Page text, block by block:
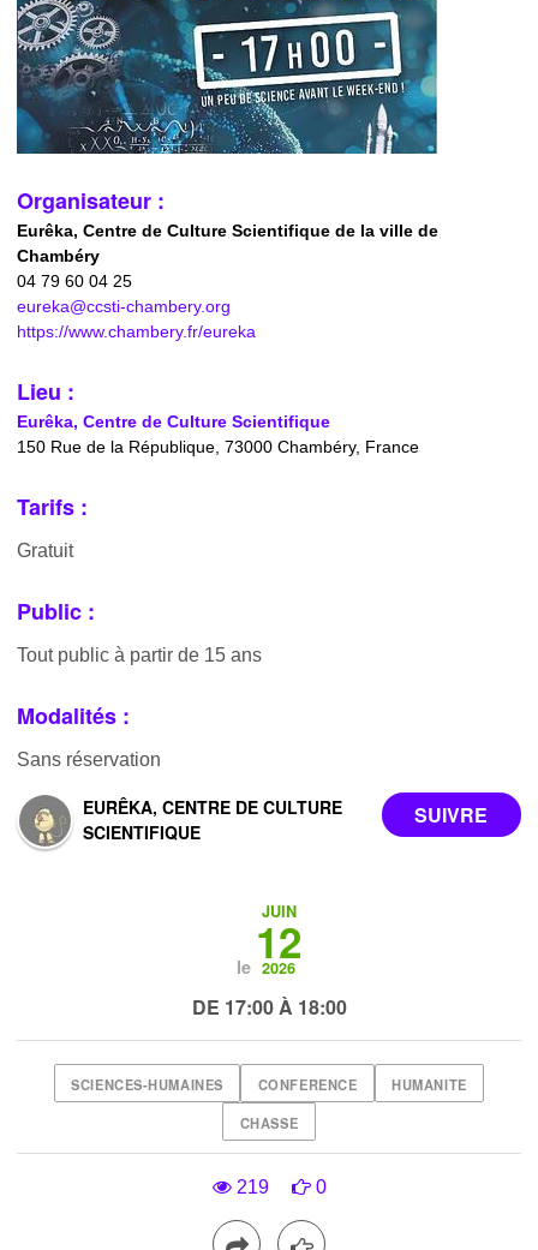
Organisateur :
Eurêka, Centre de Culture Scientifique de la ville de
Chambéry
04 79 60 04 25
eureka@ccsti-chambery.org
https://www.chambery.fr/eureka
Lieu :
Eurêka, Centre de Culture Scientifique
150 Rue de la République, 73000 Chambéry, France
Tarifs :
Gratuit
Public :
Tout public à partir de 15 ans
Modalités :
Sans réservation
EURÊKA, CENTRE DE CULTURE
SCIENTIFIQUE
le
JUIN
12
2026
DE 17:00 À 18:00
SCIENCES-HUMAINES CONFERENCE HUMANITE
CHASSE
219 0